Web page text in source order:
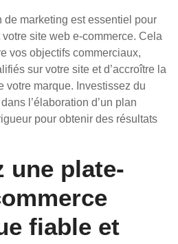
de marketing est essentiel pour
site web e-commerce. Cela
vos objectifs commerciaux,
sur votre site et d’accroître la
votre marque. Investissez du
l’élaboration d’un plan
pour obtenir des résultats
une plate-
fiable et